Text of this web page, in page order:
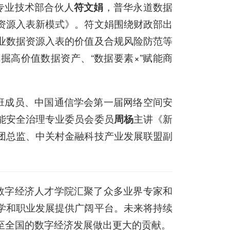
技术部合伙人符文娟 ，普华永道数据
入表新模式》。符文娟围绕财政部出
据资源入表的价值及合规风险防范等
高价值数据资产、“数据要素×”赋能商
员、中国通信学会第一届网络空间安
安全治理专业委员会委员周杨主讲《新
监、中关村金融科技产业发展联盟副
经济人才学院汇聚了众多业界专家和
职业发展提供广阔平台。未来将持续
国的数字经济发展做出更大的贡献。